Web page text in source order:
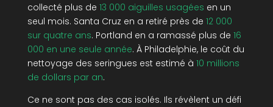
collecté plus de 13 000 aiguilles usagées en un
seul mois. Santa Cruz en a retiré près de 12 000
sur quatre ans. Portland en a ramassé plus de 16
000 en une seule année. À Philadelphie, le coût du
nettoyage des seringues est estimé à 10 millions
de dollars par an.
Ce ne sont pas des cas isolés. Ils révèlent un défi